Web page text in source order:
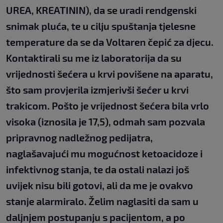
UREA, KREATININ), da se uradi rendgenski
snimak pluća, te u cilju spuštanja tjelesne
temperature da se da Voltaren čepić za djecu.
Kontaktirali su me iz laboratorija da su
vrijednosti šećera u krvi povišene na aparatu,
što sam provjerila izmjerivši šećer u krvi
trakicom. Pošto je vrijednost šećera bila vrlo
visoka (iznosila je 17,5), odmah sam pozvala
pripravnog nadležnog pedijatra,
naglašavajući mu mogućnost ketoacidoze i
infektivnog stanja, te da ostali nalazi još
uvijek nisu bili gotovi, ali da me je ovakvo
stanje alarmiralo. Želim naglasiti da sam u
daljnjem postupanju s pacijentom, a po